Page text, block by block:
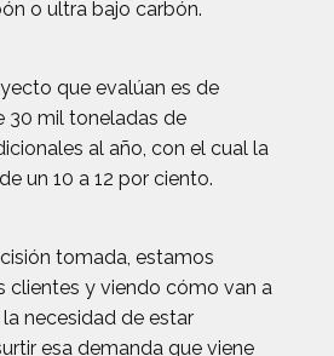
o ultra bajo carbón.
que evalúan es de
30 mil toneladas de
al año, con el cual la
un 10 a 12 por ciento.
tomada, estamos
clientes y viendo cómo van a
necesidad de estar
esa demanda que viene